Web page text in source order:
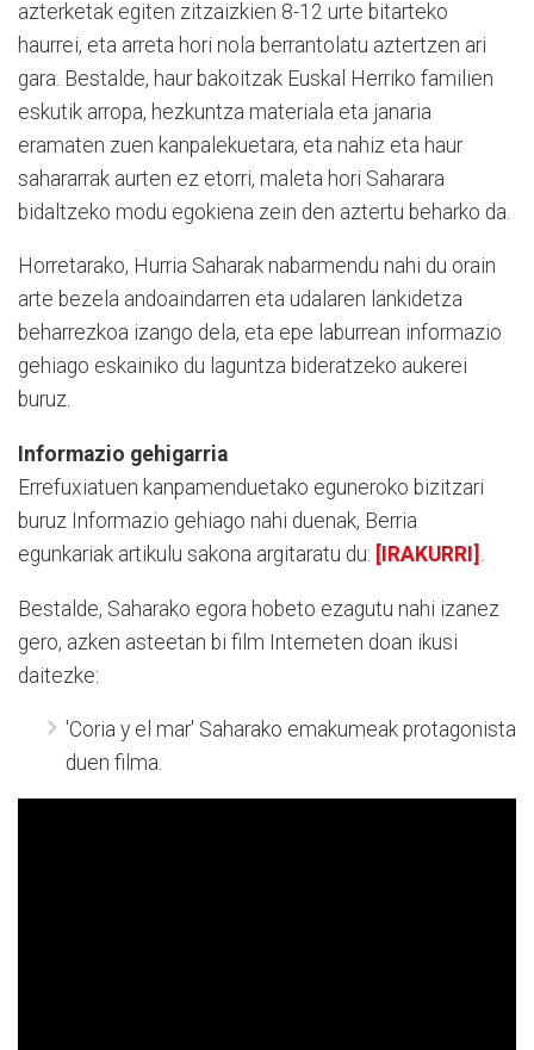
azterketak egiten zitzaizkien 8-12 urte bitarteko
haurrei, eta arreta hori nola berrantolatu aztertzen ari
gara. Bestalde, haur bakoitzak Euskal Herriko familien
eskutik arropa, hezkuntza materiala eta janaria
eramaten zuen kanpalekuetara, eta nahiz eta haur
sahararrak aurten ez etorri, maleta hori Saharara
bidaltzeko modu egokiena zein den aztertu beharko da.
Horretarako, Hurria Saharak nabarmendu nahi du orain
arte bezela andoaindarren eta udalaren lankidetza
beharrezkoa izango dela, eta epe laburrean informazio
gehiago eskainiko du laguntza bideratzeko aukerei
buruz.
Informazio gehigarria
Errefuxiatuen kanpamenduetako eguneroko bizitzari
buruz Informazio gehiago nahi duenak, Berria
egunkariak artikulu sakona argitaratu du: [IRAKURRI]
Bestalde, Saharako egora hobeto ezagutu nahi izanez
gero, azken asteetan bi film Interneten doan ikusi
daitezke:
'Coria y el mar' Saharako emakumeak protagonista
duen filma.